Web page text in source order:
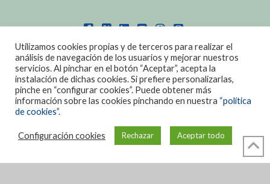
POLITICA DE COOKIES|AVISO LEGAL
DISEÑO: DIAN SISTEMAS
Utilizamos cookies propias y de terceros para realizar el
análisis de navegación de los usuarios y mejorar nuestros
servicios. Al pinchar en el botón “Aceptar”, acepta la
instalación de dichas cookies. Si prefiere personalizarlas,
pinche en “configurar cookies”. Puede obtener más
información sobre las cookies pinchando en nuestra “política
de cookies”.
Configuración cookies Rechazar Aceptar todo